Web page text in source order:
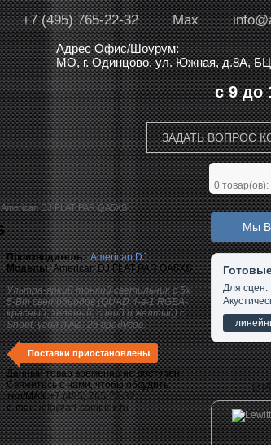
Max
+7 (495) 765-22-32
Адрес Офис/Шоурум:
МО, г. Одинцово, ул. Южная, д.8А,
с 9 до
ЗАДАТЬ ВОПРОС
0 товар(ов):
American DJ FLAT PAR QA5XS
Производитель: American DJ
Модель:American DJ FLAT PAR QA5XS
Ультра-яркий тонкий светильник с 5x
5-Вт светодиодов (QUAD 4-в-1 RGBA-
красный, зеленый, синий и желтый) с
Snoot, угол луча: 25 градусов.
Поставки приостановлены
Данный товар временно не доступен.
Свяжитесь с нами, чтобы обсудить:
тел/MAX+7 (495) 765-22-32
e-mail:info@art-complex.ru
Мы
Для сцен.